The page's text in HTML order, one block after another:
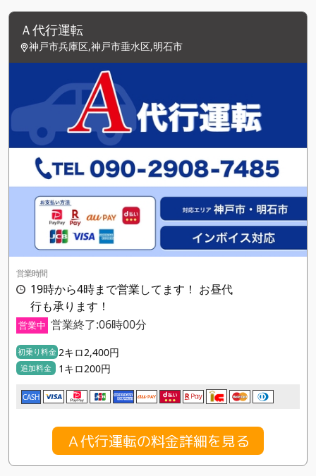
Ａ代行運転
神戸市兵庫区,神戸市垂水区,明石市
営業時間
19時から4時まで営業してます！ お昼代
行も承ります！
営業中 営業終了:06時00分
初乗り料金 2キロ2,400円
追加料金 1キロ200円
CASH
Ａ代行運転の料金詳細を見る